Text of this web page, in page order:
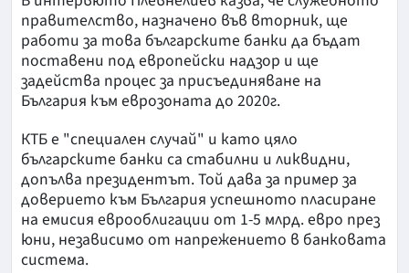
правителство, назначено във вторник, ще
работи за това българските банки да бъдат
поставени под европейски надзор и ще
задейства процес за присъединяване на
България към еврозоната до 2020г.
КТБ е "специален случай" и като цяло
българските банки са стабилни и ликвидни,
допълва президентът. Той дава за пример за
доверието към България успешното пласиране
на емисия еврооблигации от 1-5 млрд. евро през
юни, независимо от напрежението в банковата
система.